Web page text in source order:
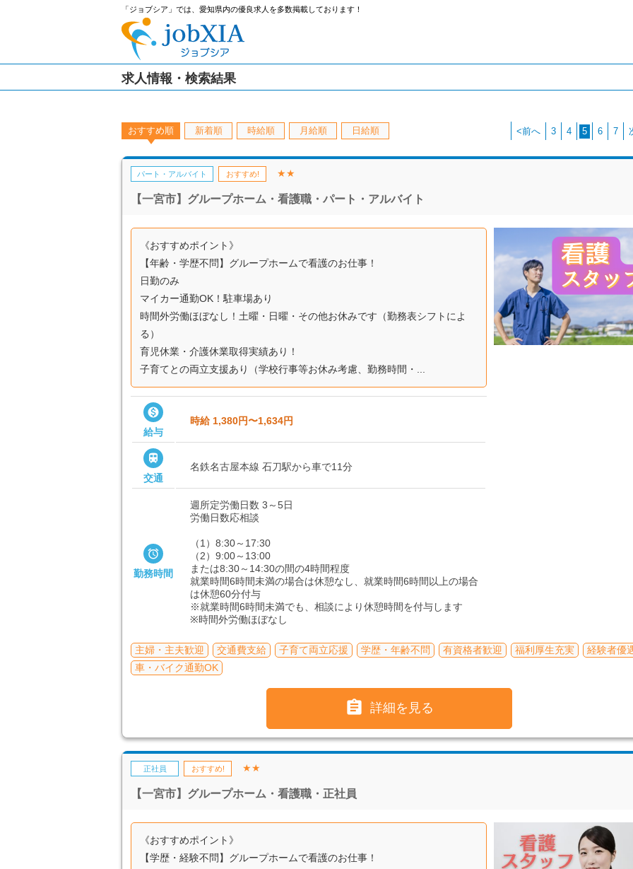
「ジョブシア」では、愛知県内の優良求人を多数掲載しております！
求人情報・検索結果
おすすめ順 新着順 時給順 月給順 日給順 <前へ 3 4 5 6 7
パート・アルバイト おすすめ! ★★
【一宮市】グループホーム・看護職・パート・アルバイト
《おすすめポイント》
【年齢・学歴不問】グループホームで看護のお仕事！
日勤のみ
マイカー通勤OK！駐車場あり
時間外労働ほぼなし！土曜・日曜・その他お休みです（勤務表シフトによ
る）
育児休業・介護休業取得実績あり！
子育てとの両立支援あり（学校行事等お休み考慮、勤務時間・...

給与
時給 1,380円〜1,634円

交通
名鉄名古屋本線 石刀駅から車で11分

勤務時間
週所定労働日数 3～5日
労働日数応相談
（1）8:30～17:30
（2）9:00～13:00
または8:30～14:30の間の4時間程度
就業時間6時間未満の場合は休憩なし、就業時間6時間以上の場合
は休憩60分付与
※就業時間6時間未満でも、相談により休憩時間を付与します
※時間外労働ほぼなし
主婦・主夫歓迎 交通費支給 子育て両立応援 学歴・年齢不問 有資格者歓迎 福利厚生充実
経験者優
車・バイク通勤OK
 詳細を見る
正社員 おすすめ! ★★
【一宮市】グループホーム・看護職・正社員
《おすすめポイント》
【学歴・経験不問】グループホームで看護のお仕事！